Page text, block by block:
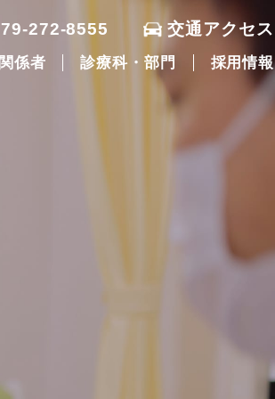
272-8555 交通アクセス
係者 診療科・部門 採用情報